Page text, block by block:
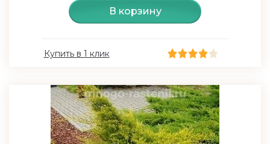
В корзину
Купить в 1 клик